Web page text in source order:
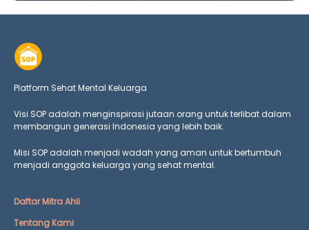
Platform Sehat Mental Keluarga
Visi SOP adalah menginspirasi jutaan orang untuk terlibat dalam
membangun generasi Indonesia yang lebih baik.
Misi SOP adalah menjadi wadah yang aman untuk bertumbuh
menjadi anggota keluarga yang sehat mental.
Daftar Mitra Ahli
Tentang Kami